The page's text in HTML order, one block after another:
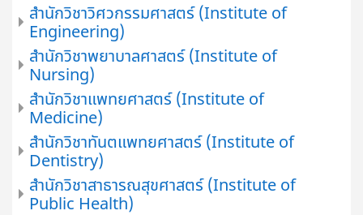
สำนักวิชาวิศวกรรมศาสตร์ (Institute of
Engineering)
สำนักวิชาพยาบาลศาสตร์ (Institute of
Nursing)
สำนักวิชาแพทยศาสตร์ (Institute of
Medicine)
สำนักวิชาทันตแพทยศาสตร์ (Institute of
Dentistry)
สำนักวิชาสาธารณสุขศาสตร์ (Institute of
Public Health)